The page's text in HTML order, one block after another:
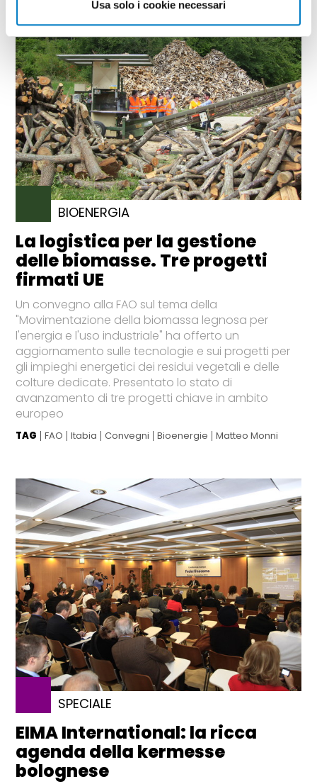
Usa solo i cookie necessari
BIOENERGIA
La logistica per la gestione
delle biomasse. Tre progetti
firmati UE
Un convegno alla FAO sul tema della
"Movimentazione della biomassa legnosa per
l'energia e l'uso industriale" ha offerto un
aggiornamento sulle tecnologie e sui progetti per
gli impieghi energetici dei residui vegetali e delle
colture dedicate. Presentato lo stato di
avanzamento di tre progetti chiave in ambito
europeo
TAG FAO Itabia Convegni Bioenergie Matteo Monni
SPECIALE
EIMA International: la ricca
agenda della kermesse
bolognese